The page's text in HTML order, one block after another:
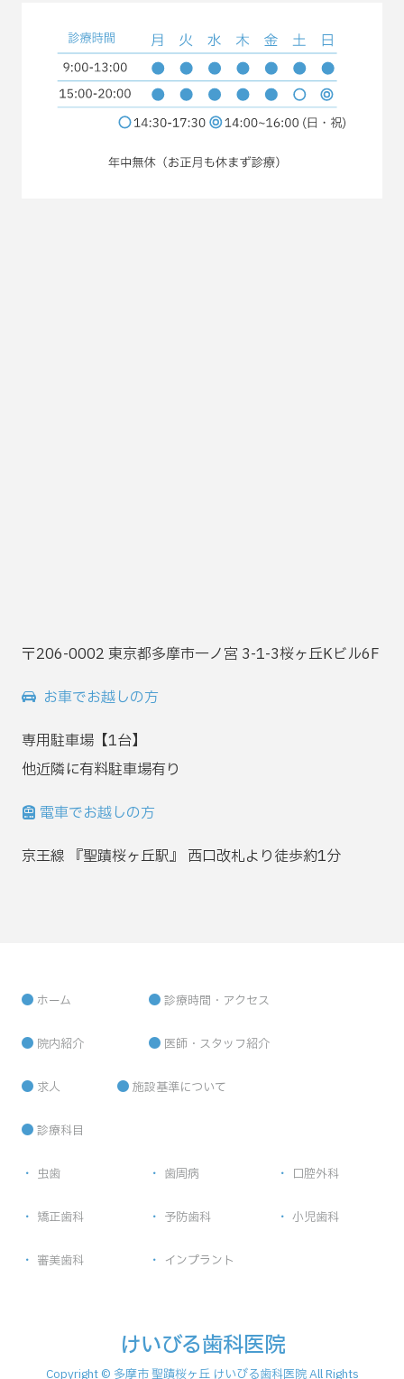
〒206-0002 東京都多摩市一ノ宮 3-1-3桜ヶ丘Kビル6F
お車でお越しの方
専用駐車場【1台】
他近隣に有料駐車場有り
電車でお越しの方
京王線 『聖蹟桜ヶ丘駅』 西口改札より徒歩約1分
ホーム 診療時間・アクセス
院内紹介 医師・スタッフ紹介
求人 施設基準について
診療科目
虫歯 歯周病 口腔外科
矯正歯科 予防歯科 小児歯科
審美歯科 インプラント
けいびる歯科医院
Copyright © 多摩市 聖蹟桜ヶ丘 けいびる歯科医院 All Rights